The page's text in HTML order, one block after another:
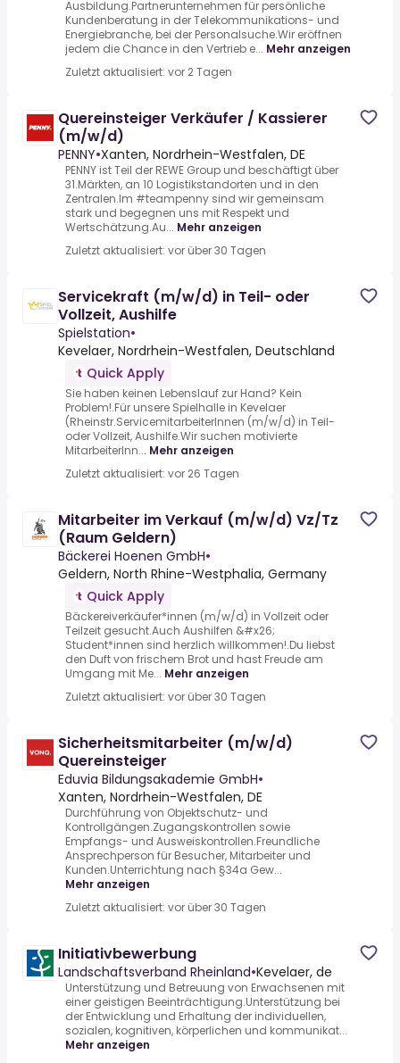
Ausbildung.Partnerunternehmen für persönliche
Kundenberatung in der Telekommunikations- und
Energiebranche, bei der Personalsuche.Wir eröffnen
jedem die Chance in den Vertrieb e... Mehr anzeigen
Zuletzt aktualisiert: vor 2 Tagen
Quereinsteiger Verkäufer / Kassierer
(m/w/d)
PENNY•Xanten, Nordrhein-Westfalen, DE
PENNY ist Teil der REWE Group und beschäftigt über
31.Märkten, an 10 Logistikstandorten und in den
Zentralen.Im #teampenny sind wir gemeinsam
stark und begegnen uns mit Respekt und
Wertschätzung.Au... Mehr anzeigen
Zuletzt aktualisiert: vor über 30 Tagen
Servicekraft (m/w/d) in Teil- oder
Vollzeit, Aushilfe
Spielstation•
Kevelaer, Nordrhein-Westfalen, Deutschland
Quick Apply
Sie haben keinen Lebenslauf zur Hand? Kein
Problem!.Für unsere Spielhalle in Kevelaer
(Rheinstr.ServicemitarbeiterInnen (m/w/d) in Teil-
oder Vollzeit, Aushilfe.Wir suchen motivierte
MitarbeiterInn... Mehr anzeigen
Zuletzt aktualisiert: vor 26 Tagen
Mitarbeiter im Verkauf (m/w/d) Vz/Tz
(Raum Geldern)
Bäckerei Hoenen GmbH•
Geldern, North Rhine-Westphalia, Germany
Quick Apply
Bäckereiverkäufer*innen (m/w/d) in Vollzeit oder
Teilzeit gesucht.Auch Aushilfen &#x26;
Student*innen sind herzlich willkommen!.Du liebst
den Duft von frischem Brot und hast Freude am
Umgang mit Me... Mehr anzeigen
Zuletzt aktualisiert: vor über 30 Tagen
Sicherheitsmitarbeiter (m/w/d)
Quereinsteiger
Eduvia Bildungsakademie GmbH•
Xanten, Nordrhein-Westfalen, DE
Durchführung von Objektschutz- und
Kontrollgängen.Zugangskontrollen sowie
Empfangs- und Ausweiskontrollen.Freundliche
Ansprechperson für Besucher, Mitarbeiter und
Kunden.Unterrichtung nach §34a Gew...
Mehr anzeigen
Zuletzt aktualisiert: vor über 30 Tagen
Initiativbewerbung
Landschaftsverband Rheinland•Kevelaer, de
Unterstützung und Betreuung von Erwachsenen mit
einer geistigen Beeinträchtigung.Unterstützung bei
der Entwicklung und Erhaltung der individuellen,
sozialen, kognitiven, körperlichen und kommunikat...
Mehr anzeigen